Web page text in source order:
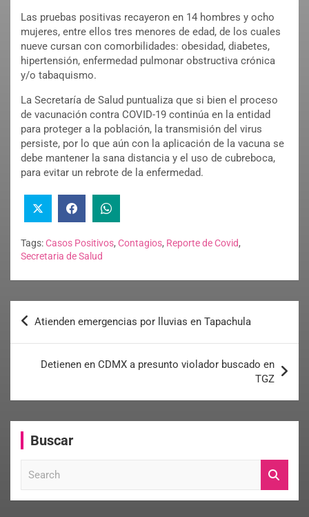
Las pruebas positivas recayeron en 14 hombres y ocho
mujeres, entre ellos tres menores de edad, de los cuales
nueve cursan con comorbilidades: obesidad, diabetes,
hipertensión, enfermedad pulmonar obstructiva crónica
y/o tabaquismo.
La Secretaría de Salud puntualiza que si bien el proceso
de vacunación contra COVID-19 continúa en la entidad
para proteger a la población, la transmisión del virus
persiste, por lo que aún con la aplicación de la vacuna se
debe mantener la sana distancia y el uso de cubreboca,
para evitar un rebrote de la enfermedad.
Tags:Casos Positivos, Contagios, Reporte de Covid,
Secretaria de Salud
Atienden emergencias por lluvias en Tapachula
Detienen en CDMX a presunto violador buscado en
TGZ
Buscar